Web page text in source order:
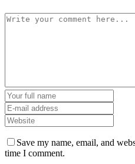
Save my name, email, and
time I comment.